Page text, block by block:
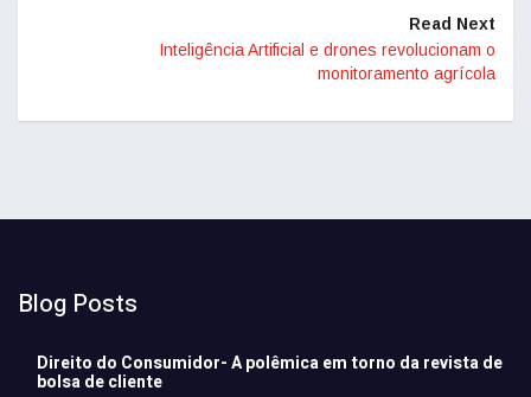
Read Next
Inteligência Artificial e drones revolucionam o
monitoramento agrícola
Blog Posts
Direito do Consumidor- A polêmica em torno da revista de
bolsa de cliente